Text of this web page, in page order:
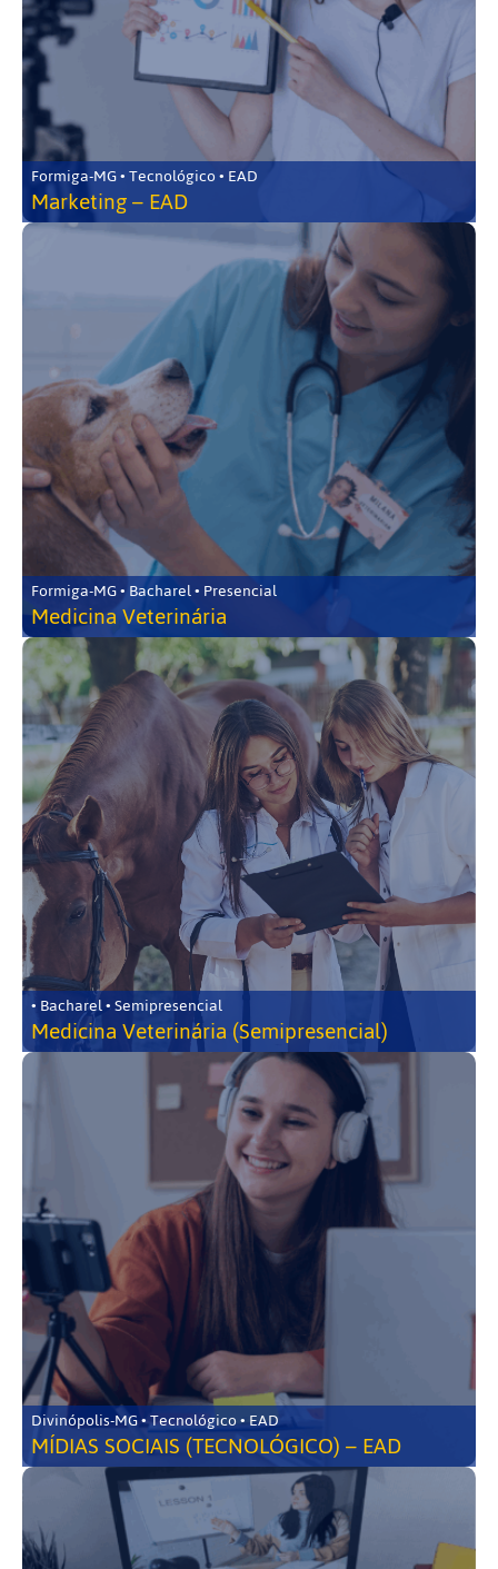
Formiga-MG • Tecnológico • EAD
Marketing – EAD
Formiga-MG • Bacharel • Presencial
Medicina Veterinária
• Bacharel • Semipresencial
Medicina Veterinária (Semipresencial)
Divinópolis-MG • Tecnológico • EAD
MÍDIAS SOCIAIS (TECNOLÓGICO) – EAD